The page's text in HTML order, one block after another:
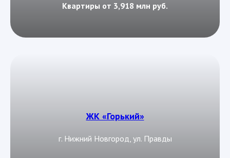
Квартиры от 3,918 млн руб.
ЖК «Горький»
г. Нижний Новгород, ул. Правды